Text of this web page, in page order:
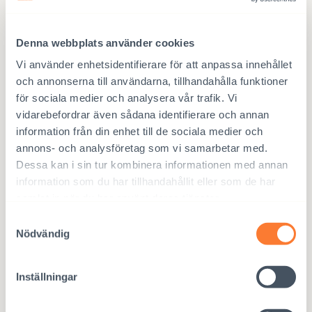
Denna webbplats använder cookies
Vi använder enhetsidentifierare för att anpassa innehållet
och annonserna till användarna, tillhandahålla funktioner
för sociala medier och analysera vår trafik. Vi
vidarebefordrar även sådana identifierare och annan
information från din enhet till de sociala medier och
annons- och analysföretag som vi samarbetar med.
Dessa kan i sin tur kombinera informationen med annan
information som du har tillhandahållit eller som de har
Nödvändig
Inställningar
bristen på det är något som påverkar speciellt flickors möjligheter
Läskunnighet
för
barn,
mängd
LÄGG I KORGEN